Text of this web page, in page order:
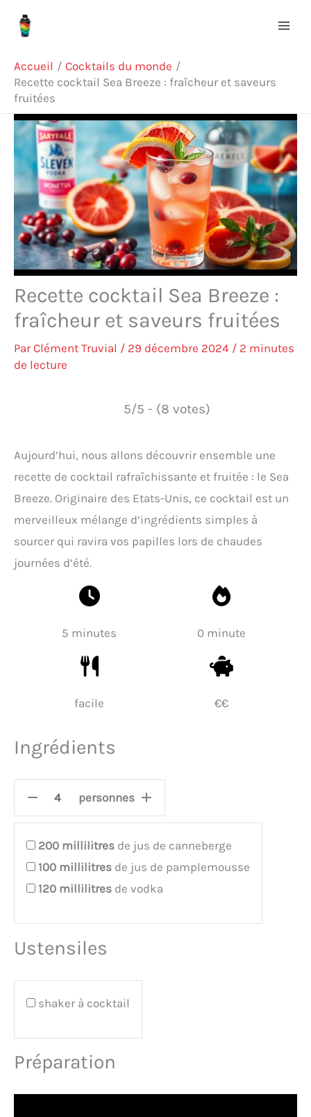
Accueil
Cocktails du monde
Recette cocktail Sea Breeze : fraîcheur et saveurs
fruitées
Recette cocktail Sea Breeze :
fraîcheur et saveurs fruitées
Par Clément Truvial / 29 décembre 2024 / 2 minutes
de lecture
5/5 - (8 votes)
Aujourd’hui, nous allons découvrir ensemble une
recette de cocktail rafraîchissante et fruitée : le Sea
Breeze. Originaire des Etats-Unis, ce cocktail est un
merveilleux mélange d’ingrédients simples à
sourcer qui ravira vos papilles lors de chaudes
journées d’été.
5 minutes 0 minute
facile €€
Ingrédients
personnes
200 millilitres de jus de canneberge
100 millilitres de jus de pamplemousse
120 millilitres de vodka
Ustensiles
shaker à cocktail
Préparation
Rechercher